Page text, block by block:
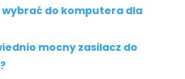
wybrać do komputera dla
mocny zasilacz do